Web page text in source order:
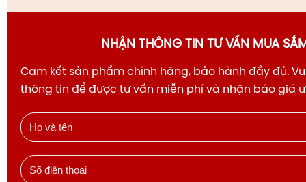
NHẬN THÔNG TIN TƯ VẤN MUA
Cam kết sản phẩm chính hãng, bảo hành đầy đủ.
thông tin để được tư vấn miễn phí và nhận báo giá